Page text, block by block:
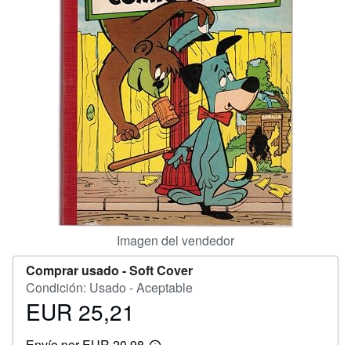
CERRAR
Imagen del vendedor
Comprar usado -Soft Cover
Condición: Usado - Aceptable
Precio
EUR 25,21